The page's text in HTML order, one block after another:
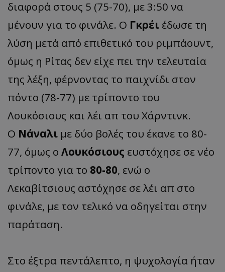
διαφορά στους 5 (75-70), με 3:50 να
μένουν για το φινάλε. Ο Γκρέι έδωσε τη
λύση μετά από επιθετικό του ριμπάουντ,
όμως η Ρίτας δεν είχε πει την τελευταία
της λέξη, φέρνοντας το παιχνίδι στον
πόντο (78-77) με τρίποντο του
Λουκόσιους και λέι απ του Χάρντινκ.
Ο Νάναλι με δύο βολές του έκανε το 80-
77, όμως ο Λουκόσιους ευστόχησε σε νέο
τρίποντο για το 80-80, ενώ ο
Λεκαβίτσιους αστόχησε σε λέι απ στο
φινάλε, με τον τελικό να οδηγείται στην
παράταση.
Στο έξτρα πεντάλεπτο, η ψυχολογία ήταν